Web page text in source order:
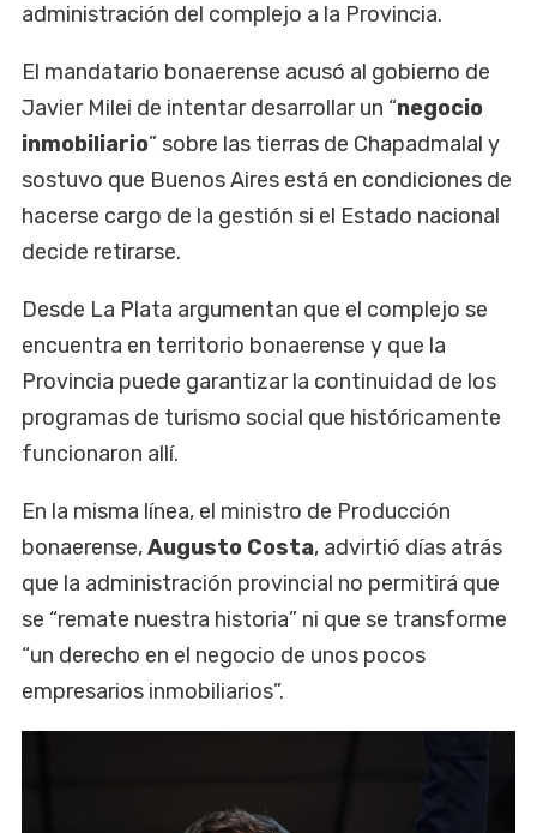
administración del complejo a la Provincia.
El mandatario bonaerense acusó al gobierno de
Javier Milei de intentar desarrollar un “negocio
inmobiliario” sobre las tierras de Chapadmalal y
sostuvo que Buenos Aires está en condiciones de
hacerse cargo de la gestión si el Estado nacional
decide retirarse.
Desde La Plata argumentan que el complejo se
encuentra en territorio bonaerense y que la
Provincia puede garantizar la continuidad de los
programas de turismo social que históricamente
funcionaron allí.
En la misma línea, el ministro de Producción
bonaerense,Augusto Costa, advirtió días atrás
que la administración provincial no permitirá que
se “remate nuestra historia” ni que se transforme
“un derecho en el negocio de unos pocos
empresarios inmobiliarios”.